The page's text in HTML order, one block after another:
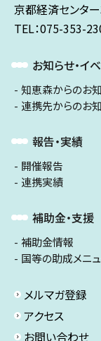
京都経済センタ
TEL：075-353-
お知らせ・イ
知恵森からのお
連携先からのお
報告・実績
開催報告
連携実績
補助金・支援
補助金情報
国等の助成メニ
メルマガ登録
アクセス
お問い合わせ